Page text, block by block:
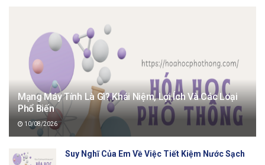
Mạng Máy Tính Là Gì? Khái Niệm, Lợi Ích Và Các Loại
Phổ Biến
10/08/2026
Suy Nghĩ Của Em Về Việc Tiết Kiệm Nước Sạch